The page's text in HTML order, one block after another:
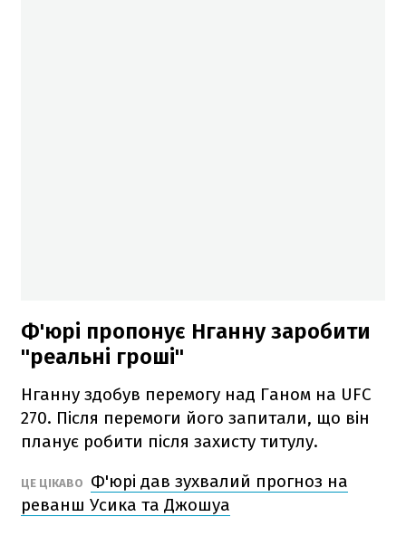
Ф'юрі пропонує Нганну заробити
"реальні гроші"
Нганну здобув перемогу над Ганом на UFC
270. Після перемоги його запитали, що він
планує робити після захисту титулу.
ЦЕ ЦІКАВО
Ф'юрі дав зухвалий прогноз на
реванш Усика та Джошуа